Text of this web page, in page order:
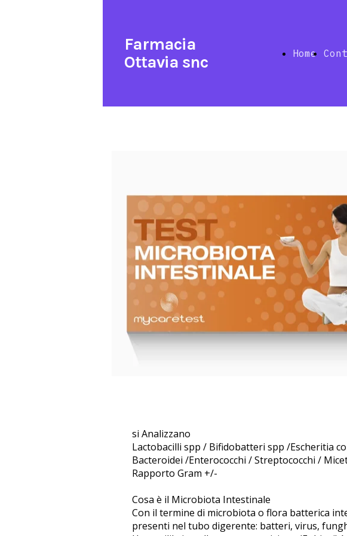
Home
Farmacia
Ottavia snc
si Analizzano
Lactobacilli spp / Bifidobatteri spp /Escheritia
Bacteroidei /Enterococchi / Streptococchi /
Rapporto Gram +/-
Cosa è il Microbiota Intestinale
Con il termine di microbiota o flora batterica
presenti nel tubo digerente: batteri, virus,